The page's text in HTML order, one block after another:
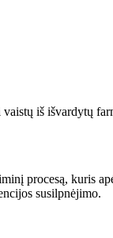
vaistų iš išvardytų
procesą, kuris
susilpnėjimo.